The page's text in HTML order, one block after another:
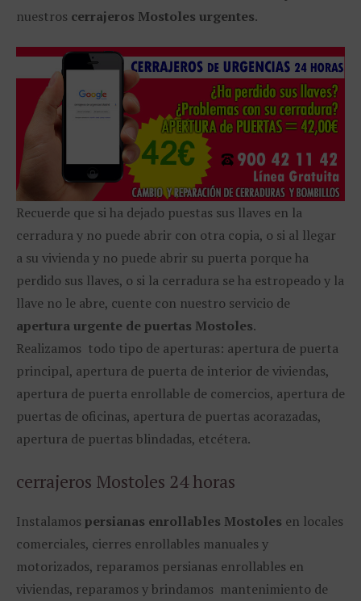
nuestros cerrajeros Mostoles urgentes.
Recuerde que si ha dejado puestas sus llaves en la
cerradura y no puede abrir con otra copia, o si al llegar
a su vivienda y no puede abrir su puerta porque ha
perdido sus llaves, o si la cerradura se ha estropeado y la
llave no le abre, cuente con nuestro servicio de
apertura urgente de puertas Mostoles.
Realizamos todo tipo de aperturas: apertura de puerta
principal, apertura de puerta de interior de viviendas,
apertura de puerta enrollable de comercios, apertura de
puertas de oficinas, apertura de puertas acorazadas,
apertura de puertas blindadas, etcétera.
cerrajeros Mostoles 24 horas
Instalamos persianas enrollables Mostoles en locales
comerciales, cierres enrollables manuales y
motorizados, reparamos persianas enrollables en
viviendas, reparamos y brindamos mantenimiento de